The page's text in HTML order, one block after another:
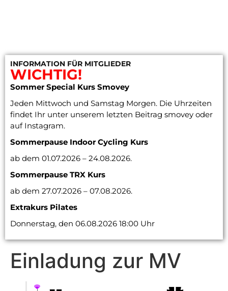
INFORMATION FÜR MITGLIEDER
WICHTIG!
Sommer Special Kurs Smovey
Jeden Mittwoch und Samstag Morgen. Die Uhrzeiten
findet Ihr unter unserem letzten Beitrag smovey oder
auf Instagram.
Sommerpause Indoor Cycling Kurs
ab dem 01.07.2026 – 24.08.2026.
Sommerpause TRX Kurs
ab dem 27.07.2026 – 07.08.2026.
Extrakurs Pilates
Donnerstag, den 06.08.2026 18:00 Uhr
Einladung zur MV